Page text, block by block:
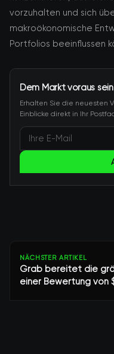
vorzuhalten und sich
makroökonomische
Portfolios beeinflussen
Dem Markt voraus sein
Erhalten Sie die neuesten
Einblicke direkt in Ihr
NÄCHSTER ARTIKEL
Grab bereitet die
einer Bewertung von